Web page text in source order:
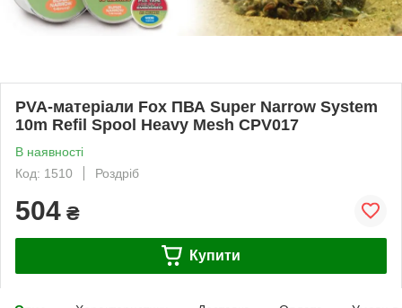
PVA-матеріали Fox ПВА Super Narrow System
10m Refil Spool Heavy Mesh CPV017
В наявності
Код: 1510
Роздріб
504 ₴
Купити